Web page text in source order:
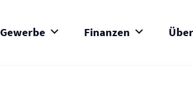
Gewerbe Finanzen